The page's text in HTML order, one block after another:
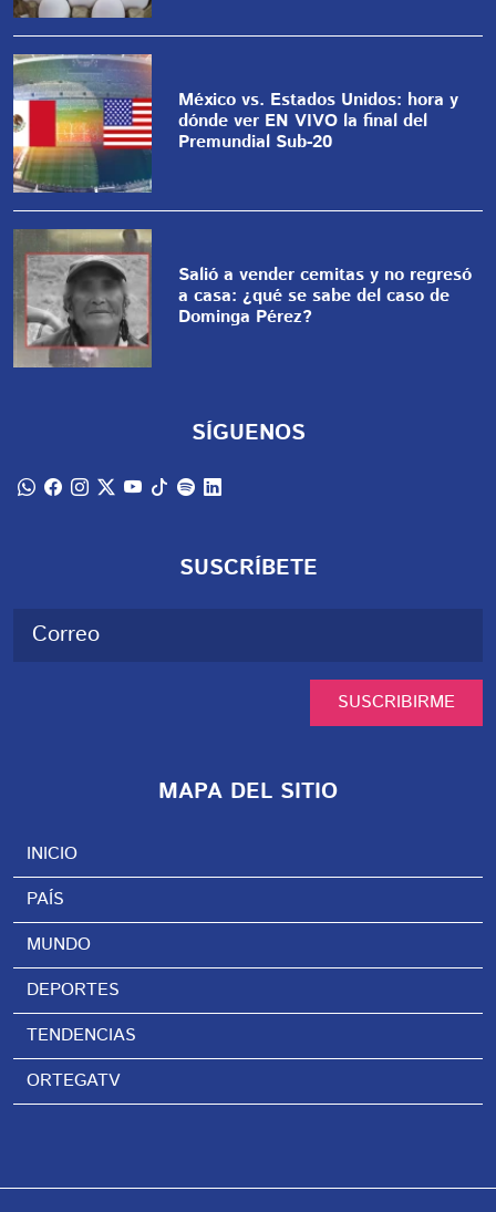
México vs. Estados Unidos: hora y
dónde ver EN VIVO la final del
Premundial Sub-20
Salió a vender cemitas y no regresó
a casa: ¿qué se sabe del caso de
Dominga Pérez?
SÍGUENOS
SUSCRÍBETE
SUSCRIBIRME
MAPA DEL SITIO
INICIO
PAÍS
MUNDO
DEPORTES
TENDENCIAS
ORTEGATV